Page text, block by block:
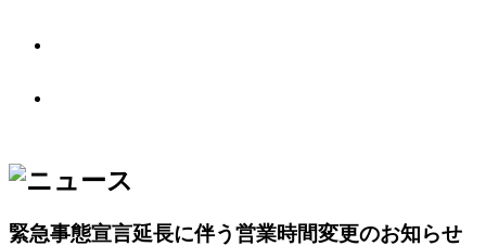
緊急事態宣言延長に伴う営業時間変更のお知らせ